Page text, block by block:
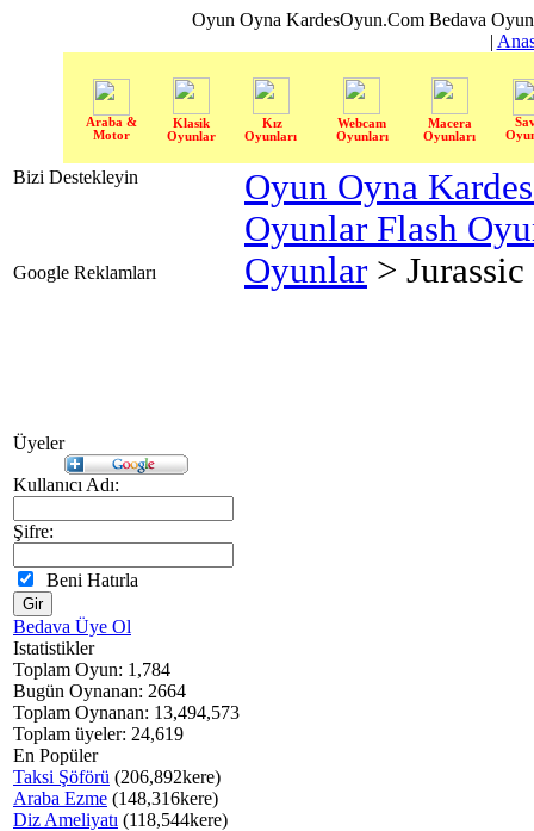
Oyun Oyna KardesOyun.Com Bedava
|
Araba &
Motor
Klasik
Oyunlar
Kız
Oyunları
Webcam
Oyunları
Macera
Oyunları
Bizi Destekleyin
Google Reklamları
Üyeler
Kullanıcı Adı:
Şifre:
Beni Hatırla
Bedava Üye Ol
Istatistikler
Toplam Oyun: 1,784
Bugün Oynanan: 2664
Toplam Oynanan: 13,494,573
Toplam üyeler: 24,619
En Popüler
Taksi Şöförü (206,892kere)
Araba Ezme (148,316kere)
Diz Ameliyatı (118,544kere)
Oyun Oyna
Oyunlar Flash
Oyunlar >